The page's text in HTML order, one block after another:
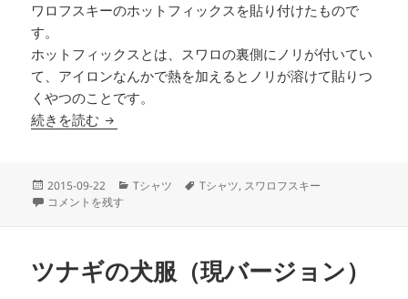
ワロフスキーのホットフィックスを貼り付けたもので
す。
ホットフィックスとは、スワロの裏側にノリが付いてい
て、アイロンなんかで熱を加えるとノリが溶けて貼りつ
くやつのことです。
続きを読む スワロフスキーTシャツ
投
稿
2015-09-22
カ
Tシャツ
タ
Tシャツ, スワロフスキー
スワロフスキーTシャツ に
コメントを残す
ツナギの犬服（現バージョン）